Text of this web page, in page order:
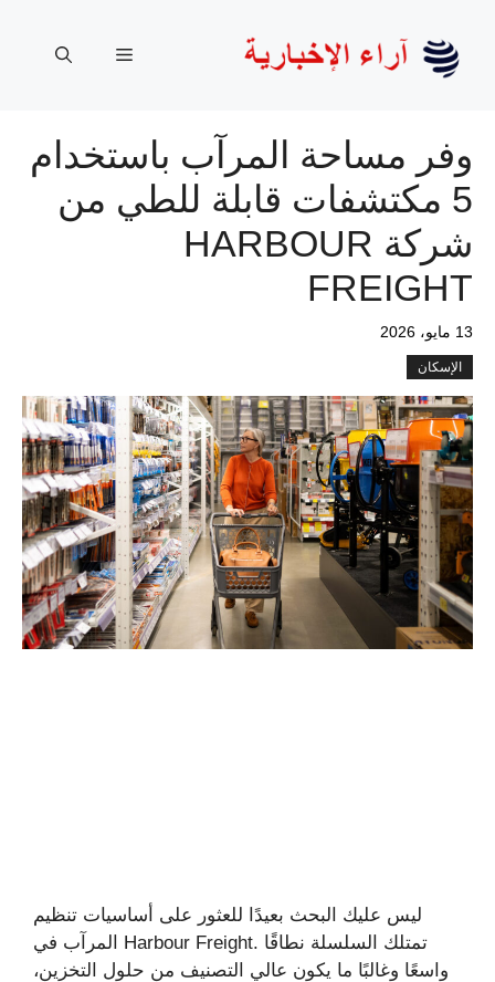
المحتوى
القائمة
وفر مساحة المرآب باستخدام
5 مكتشفات قابلة للطي من
شركة HARBOUR
FREIGHT
13 مايو، 2026
الإسكان
ليس عليك البحث بعيدًا للعثور على أساسيات تنظيم
المرآب في Harbour Freight. تمتلك السلسلة نطاقًا
واسعًا وغالبًا ما يكون عالي التصنيف من حلول التخزين،